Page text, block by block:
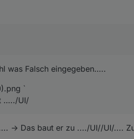
was Falsch eingegeben…..
`
…../UI/
-> Das baut er zu ..../UI//UI/....